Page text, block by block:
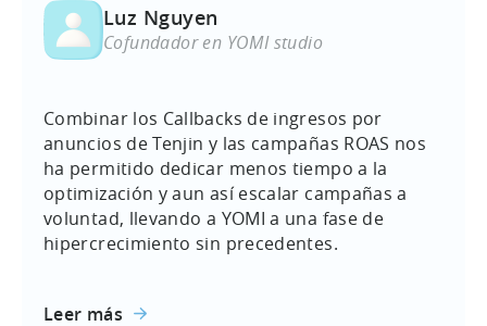
Luz Nguyen
Cofundador en YOMI studio
Combinar los Callbacks de ingresos por
anuncios de Tenjin y las campañas ROAS nos
ha permitido dedicar menos tiempo a la
optimización y aun así escalar campañas a
voluntad, llevando a YOMI a una fase de
hipercrecimiento sin precedentes.
Leer más